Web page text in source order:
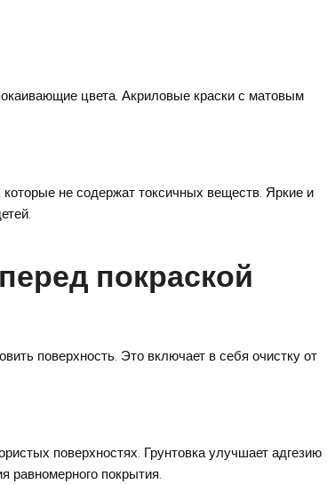
цвета. Акриловые краски с матовым
не содержат токсичных веществ. Яркие и
покраской
поверхность. Это включает в себя очистку от
поверхностях. Грунтовка улучшает адгезию
равномерного покрытия.